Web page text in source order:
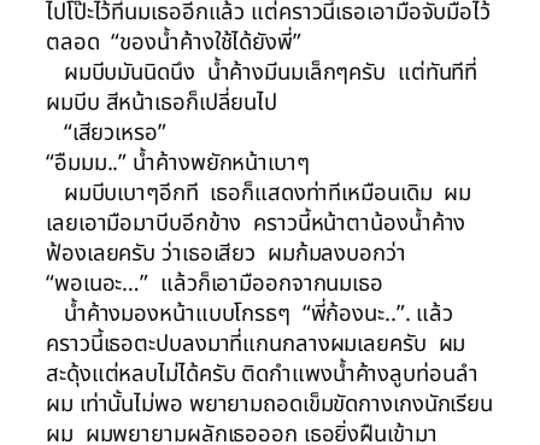
ไปโป๊ะไว้ที่นมเธออีกแล้ว แต่คราวนี้เธอเอามือจับมือไว้
ตลอด “ของน้ำค้างใช้ได้ยังพี่”
ผมบีบมันนิดนึง น้ำค้างมีนมเล็กๆครับ แต่ทันทีที่
ผมบีบ สีหน้าเธอก็เปลี่ยนไป
“เสียวเหรอ”
“อืมมม..” น้ำค้างพยักหน้าเบาๆ
ผมบีบเบาๆอีกที เธอก็แสดงท่าทีเหมือนเดิม ผม
เลยเอามือมาบีบอีกข้าง คราวนี้หน้าตาน้องน้ำค้าง
ฟ้องเลยครับ ว่าเธอเสียว ผมก้มลงบอกว่า
“พอเนอะ…” แล้วก็เอามืออกจากนมเธอ
น้ำค้างมองหน้าแบบโกรธๆ “พี่ก้องนะ..”. แล้ว
คราวนี้เธอตะปบลงมาที่แกนกลางผมเลยครับ ผม
สะดุ้งแต่หลบไม่ได้ครับ ติดกำแพงน้ำค้างลูบท่อนลำ
ผม เท่านั้นไม่พอ พยายามถอดเข็มขัดกางเกงนักเรียน
ผม ผมพยายามผลักเธอออก เธอยิ่งฝืนเข้ามา